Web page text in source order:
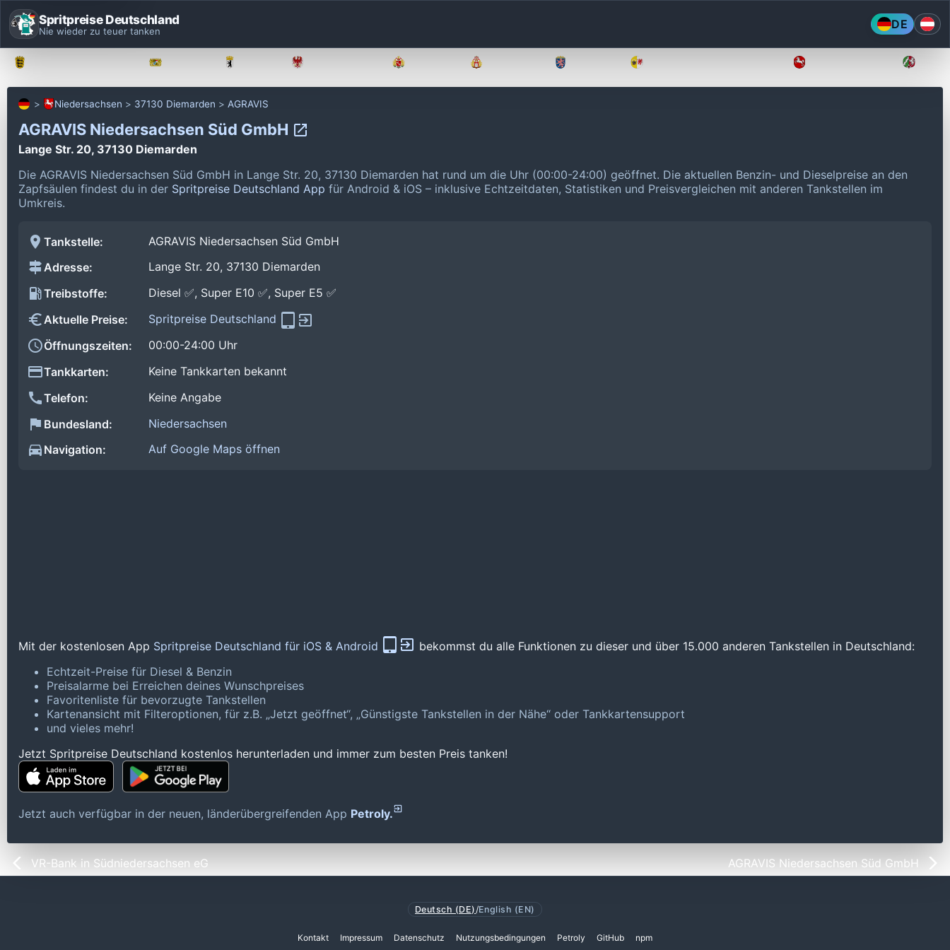
Spritpreise Deutschland
Nie wieder zu teuer tanken DE
Niedersachsen 37130 Diemarden AGRAVIS
AGRAVIS Niedersachsen Süd GmbH
Lange Str. 20, 37130 Diemarden
Die AGRAVIS Niedersachsen Süd GmbH in Lange Str. 20, 37130 Diemarden hat rund um die Uhr (00:00-24:00) geöffnet. Die aktuellen Benzin- und Dieselpreise an den
Zapfsäulen findest du in der Spritpreise Deutschland App für Android & iOS – inklusive Echtzeitdaten, Statistiken und Preisvergleichen mit anderen Tankstellen im
Umkreis.
Tankstelle:
AGRAVIS Niedersachsen Süd GmbH
Adresse:
Lange Str. 20, 37130 Diemarden
Treibstoffe:
Diesel ✅, Super E10 ✅, Super E5 ✅
Aktuelle Preise:
Spritpreise Deutschland
Öffnungszeiten:
00:00-24:00 Uhr
Tankkarten:
Keine Tankkarten bekannt
Telefon:
Keine Angabe
Bundesland:
Niedersachsen
Navigation:
Auf Google Maps öffnen
Mit der kostenlosen App Spritpreise Deutschland für iOS & Android
bekommst du alle Funktionen zu dieser und über 15.000 anderen Tankstellen in Deutschland:
Echtzeit-Preise für Diesel & Benzin
Preisalarme bei Erreichen deines Wunschpreises
Favoritenliste für bevorzugte Tankstellen
Kartenansicht mit Filteroptionen, für z.B. „Jetzt geöffnet“, „Günstigste Tankstellen in der Nähe“ oder Tankkartensupport
und vieles mehr!
Jetzt Spritpreise Deutschland kostenlos herunterladen und immer zum besten Preis tanken!
Jetzt auch verfügbar in der neuen, länderübergreifenden App Petroly.
VR-Bank in Südniedersachsen eG AGRAVIS Niedersachsen Süd GmbH
Deutsch (DE) /English (EN)
Kontakt Impressum Datenschutz Nutzungsbedingungen Petroly GitHub npm